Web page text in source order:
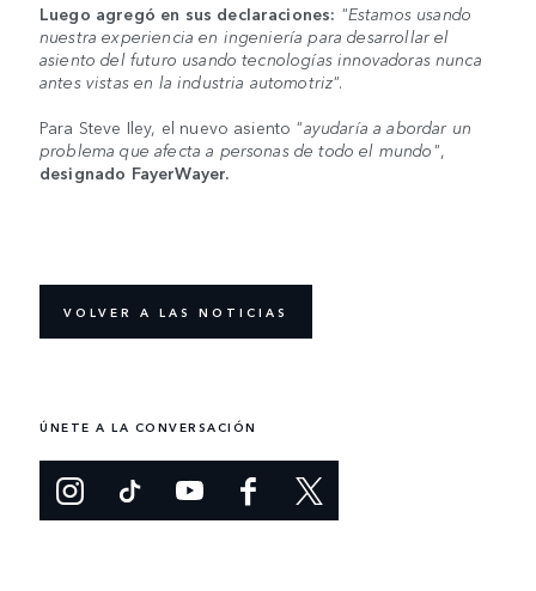
Luego agregó en sus declaraciones: "Estamos usando
nuestra experiencia en ingeniería para desarrollar el
asiento del futuro usando tecnologías innovadoras nunca
antes vistas en la industria automotriz".
Para Steve Iley, el nuevo asiento "ayudaría a abordar un
problema que afecta a personas de todo el mundo",
designado FayerWayer.
VOLVER A LAS NOTICIAS
ÚNETE A LA CONVERSACIÓN